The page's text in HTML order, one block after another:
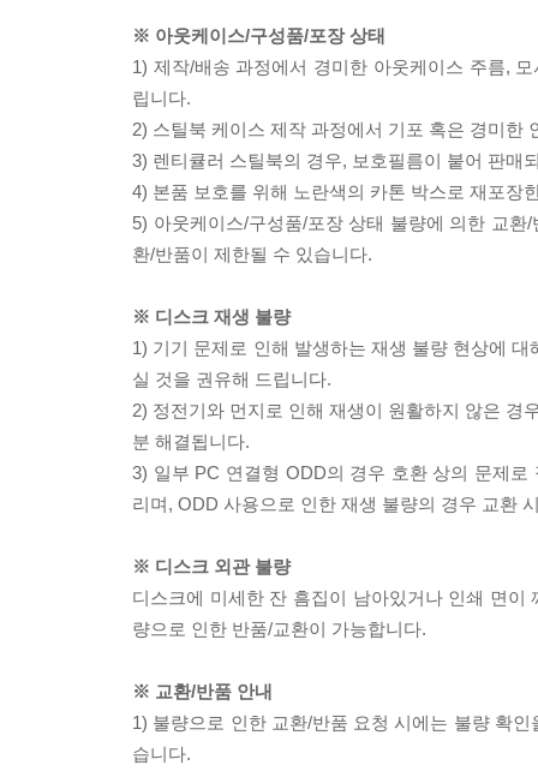
※ 아웃케이스/구성품/포장 상태
1) 제작/배송 과정에서 경미한 아웃케이스 주름,
립니다.
2) 스틸북 케이스 제작 과정에서 기포 혹은 경미한
3) 렌티큘러 스틸북의 경우, 보호필름이 붙어 판매
4) 본품 보호를 위해 노란색의 카톤 박스로 재포장
5) 아웃케이스/구성품/포장 상태 불량에 의한 교
환/반품이 제한될 수 있습니다.
※ 디스크 재생 불량
1) 기기 문제로 인해 발생하는 재생 불량 현상에
실 것을 권유해 드립니다.
2) 정전기와 먼지로 인해 재생이 원활하지 않은 경
분 해결됩니다.
3) 일부 PC 연결형 ODD의 경우 호환 상의 문제
리며, ODD 사용으로 인한 재생 불량의 경우 교환
※ 디스크 외관 불량
디스크에 미세한 잔 흠집이 남아있거나 인쇄 면
량으로 인한 반품/교환이 가능합니다.
※ 교환/반품 안내
1) 불량으로 인한 교환/반품 요청 시에는 불량 확
습니다.